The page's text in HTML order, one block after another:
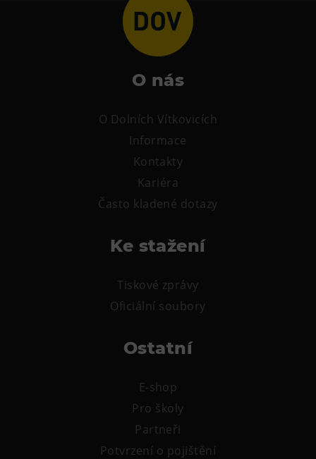
Tematické dárkové poukazy
Výjezdní akce
O nás
O Dolních Vítkovicích
Informace
Kontakty
Kariéra
Často kladené dotazy
Ke stažení
Tiskové zprávy
Oficiální soubory
Ostatní
E-shop
Pro školy
Partneři
Potvrzení o pojištění